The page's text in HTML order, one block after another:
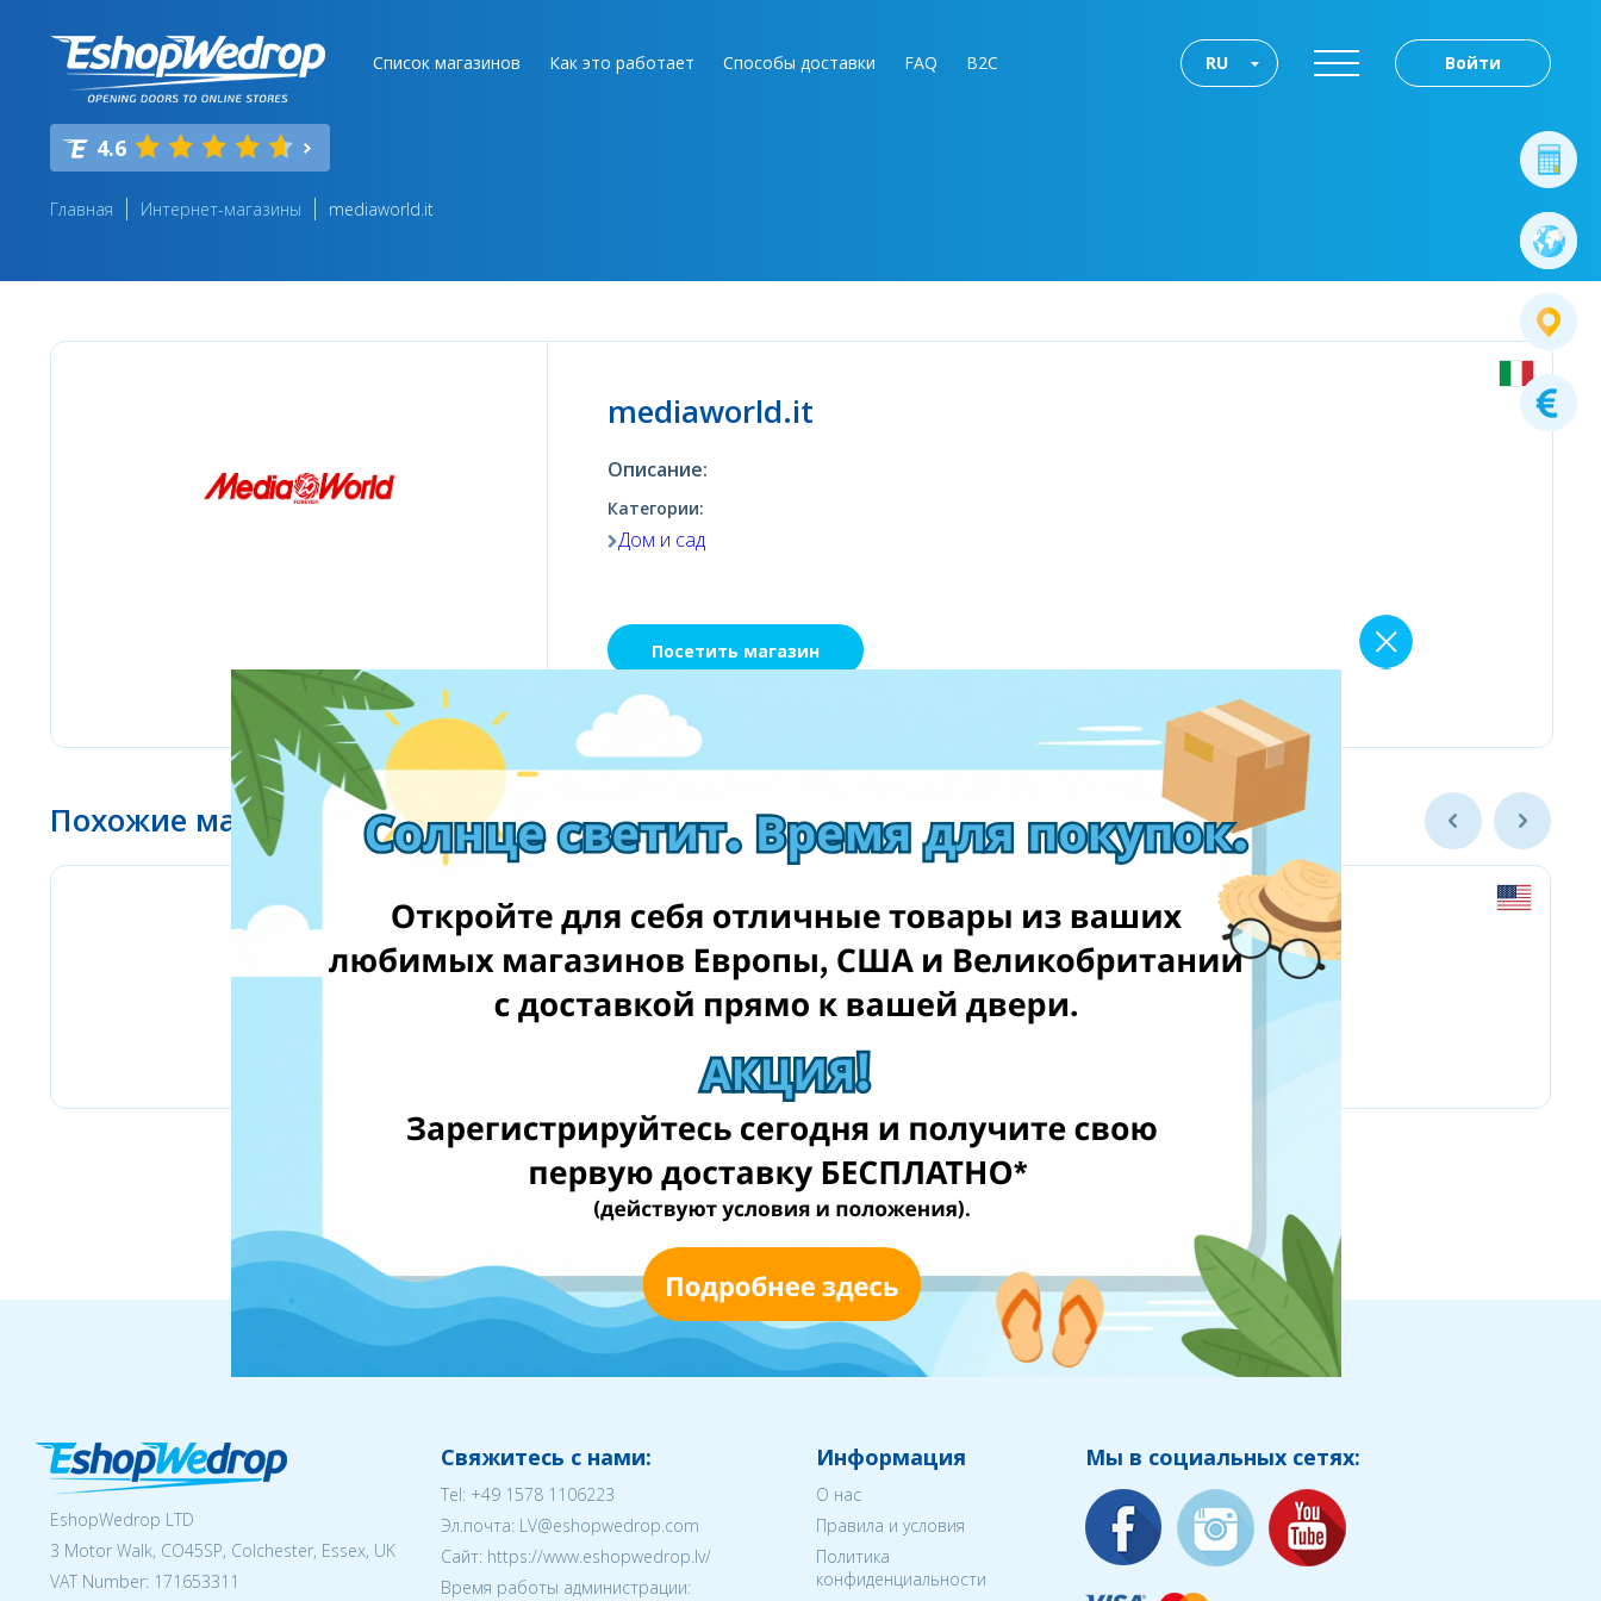
Список магазинов Как это работает Способы доставки FAQ B2C Войти
RU
4.6
Главная Интернет-магазины mediaworld.it
mediaworld.it
Описание:
Категории:
Дом и сад
Посетить магазин
Похожие магазины
EshopWedrop LTD
3 Motor Walk, CO45SP, Colchester, Essex, UK
VAT Number: 171653311
Свяжитесь с нами:
Tel: +49 1578 1106223
Эл.почта: LV@eshopwedrop.com
Cайт: https://www.eshopwedrop.lv/
Время работы администрации:
Информация
О нас
Правила и условия
Политика
конфиденциальности
Мы в социальных сетях: